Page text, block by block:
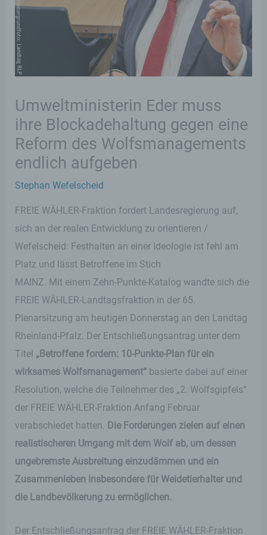
Umweltministerin Eder muss
ihre Blockadehaltung gegen eine
Reform des Wolfsmanagements
endlich aufgeben
Stephan Wefelscheid
FREIE WÄHLER-Fraktion fordert Landesregierung auf,
sich an der realen Entwicklung zu orientieren /
Wefelscheid: Festhalten an einer Ideologie ist fehl am
Platz und lässt Betroffene im Stich
MAINZ. Mit einem Zehn-Punkte-Katalog wandte sich die
FREIE WÄHLER-Landtagsfraktion in der 65.
Plenarsitzung am heutigen Donnerstag an den Landtag
Rheinland-Pfalz. Der Entschließungsantrag unter dem
Titel „Betroffene fordern: 10-Punkte-Plan für ein
wirksames Wolfsmanagement“ basierte dabei auf einer
Resolution, welche die Teilnehmer des „2. Wolfsgipfels“
der FREIE WÄHLER-Fraktion Anfang Februar
verabschiedet hatten. Die Forderungen zielen auf einen
realistischeren Umgang mit dem Wolf ab, um dessen
ungebremste Ausbreitung einzudämmen und ein
Zusammenleben insbesondere für Weidetierhalter und
die Landbevölkerung zu ermöglichen.
Der Entschließungsantrag der FREIE WÄHLER-Fraktion